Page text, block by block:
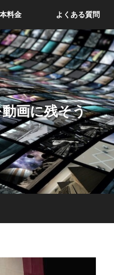
料金 よくある質問
画に残そう